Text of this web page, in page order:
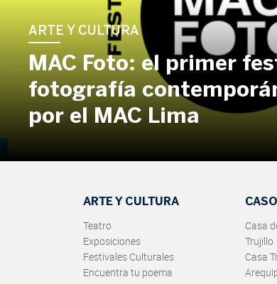
ARTE Y CULTURA
MAC Foto: el primer
fotografía
por el MAC Lima
ARTE Y CULTURA
Teatro
Exposiciones
Festivales Culturales
Encuentra tu poema
Casa
Trujillo
Casa